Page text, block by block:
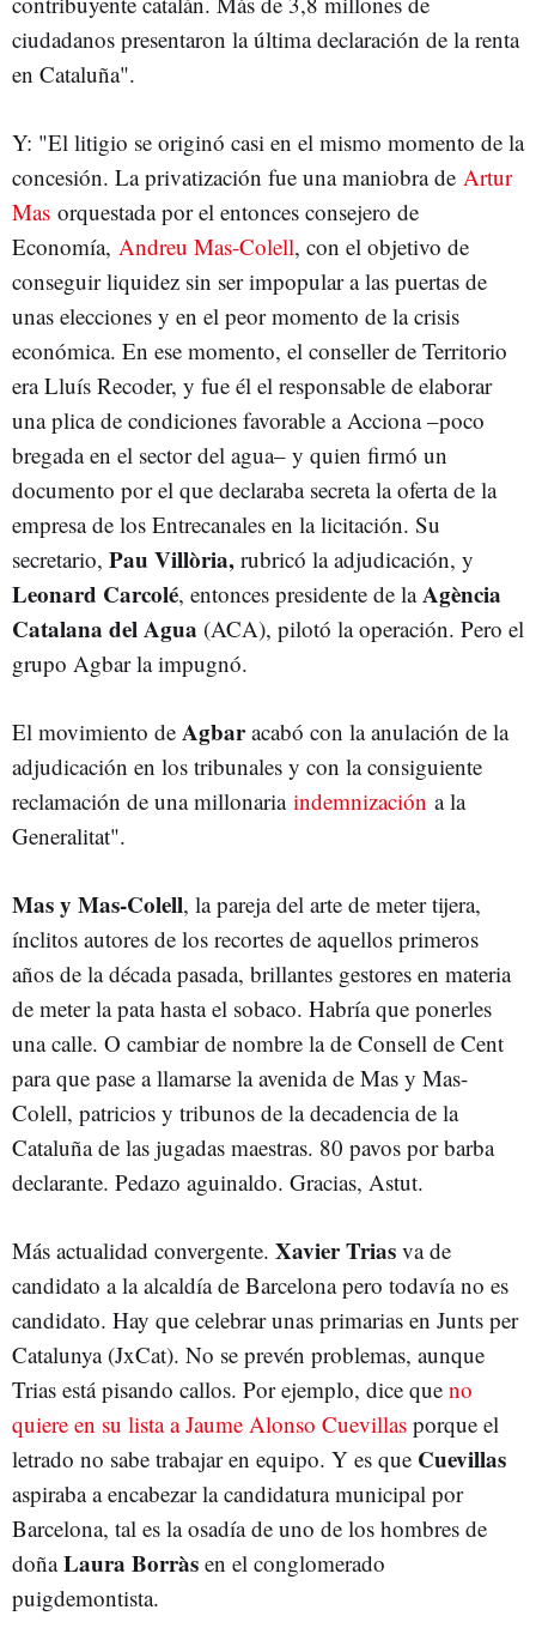
ciudadanos presentaron la última declaración de la renta
en Cataluña".
Y: "El litigio se originó casi en el mismo momento de la
concesión. La privatización fue una maniobra de Artur
Mas orquestada por el entonces consejero de
Economía, Andreu Mas-Colell, con el objetivo de
conseguir liquidez sin ser impopular a las puertas de
unas elecciones y en el peor momento de la crisis
económica. En ese momento, el conseller de Territorio
era Lluís Recoder, y fue él el responsable de elaborar
una plica de condiciones favorable a Acciona –poco
bregada en el sector del agua– y quien firmó un
documento por el que declaraba secreta la oferta de la
empresa de los Entrecanales en la licitación. Su
secretario, Pau Villòria, rubricó la adjudicación, y
Leonard Carcolé, entonces presidente de laAgència
Catalana del Agua (ACA), pilotó la operación. Pero el
grupo Agbar la impugnó.
El movimiento de Agbaracabó con la anulación de la
adjudicación en los tribunales y con la consiguiente
reclamación de una millonaria indemnización a la
Generalitat".
Mas y Mas-Colell, la pareja del arte de meter tijera,
ínclitos autores de los recortes de aquellos primeros
años de la década pasada, brillantes gestores en materia
de meter la pata hasta el sobaco. Habría que ponerles
una calle. O cambiar de nombre la de Consell de Cent
para que pase a llamarse la avenida de Mas y Mas-
Colell, patricios y tribunos de la decadencia de la
Cataluña de las jugadas maestras. 80 pavos por barba
declarante. Pedazo aguinaldo. Gracias, Astut.
Más actualidad convergente. Xavier Trias va de
candidato a la alcaldía de Barcelona pero todavía no es
candidato. Hay que celebrar unas primarias en Junts per
Catalunya (JxCat). No se prevén problemas, aunque
Trias está pisando callos. Por ejemplo, dice que no
quiere en su lista a Jaume Alonso Cuevillas porque el
letrado no sabe trabajar en equipo. Y es que Cuevillas
aspiraba a encabezar la candidatura municipal por
Barcelona, tal es la osadía de uno de los hombres de
doñaLaura Borràs en el conglomerado
puigdemontista.